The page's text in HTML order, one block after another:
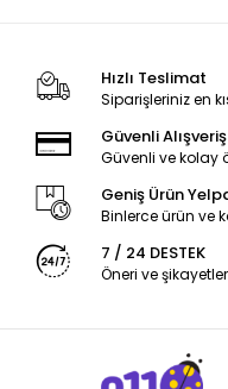
Hızlı Teslimat
Siparişleriniz en
Güvenli Alışveriş
Güvenli ve kolay
Geniş Ürün
Binlerce ürün ve
7 / 24 DESTEK
Öneri ve